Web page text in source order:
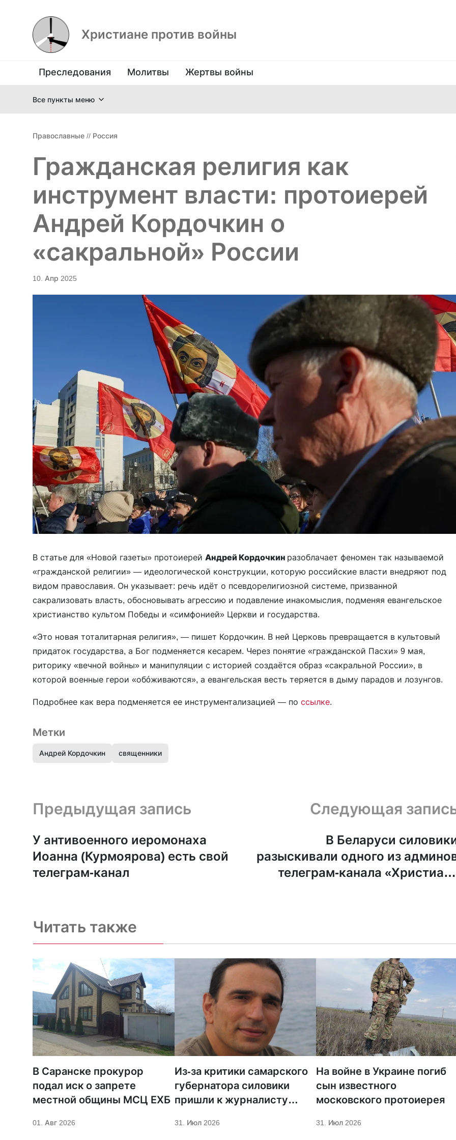
Христиане против войны
Преследования Молитвы Жертвы войны
Все пункты меню
Православные // Россия
Гражданская религия как
инструмент власти: протоиерей
Андрей Кордочкин о
«сакральной» России
10. Апр 2025
В статье для «Новой газеты» протоиерей Андрей Кордочкин разоблачает феномен так называемой
«гражданской религии» — идеологической конструкции, которую российские власти внедряют под
видом православия. Он указывает: речь идёт о псевдорелигиозной системе, призванной
сакрализовать власть, обосновывать агрессию и подавление инакомыслия, подменяя евангельское
христианство культом Победы и «симфонией» Церкви и государства.
«Это новая тоталитарная религия», — пишет Кордочкин. В ней Церковь превращается в культовый
придаток государства, а Бог подменяется кесарем. Через понятие «гражданской Пасхи» 9 мая,
риторику «вечной войны» и манипуляции с историей создаётся образ «сакральной России», в
которой военные герои «обóживаются», а евангельская весть теряется в дыму парадов и лозунгов.
Подробнее как вера подменяется ее инструментализацией — по ссылке.
Метки
Андрей Кордочкин священники
Предыдущая запись и следующая запись
Предыдущая запись
У антивоенного иеромонаха
Иоанна (Курмоярова) есть свой
телеграм-канал
Следующая
В Беларуси
разыскивали одного из
телеграм-канала «Христиане
Читать также
В Саранске прокурор
подал иск о запрете
местной общины МСЦ ЕХБ
01. Авг 2026
Из-за критики самарского
губернатора силовики
пришли к журналисту
31. Июл 2026
На войне в Украине погиб
сын известного
московского протоиерея
31. Июл 2026